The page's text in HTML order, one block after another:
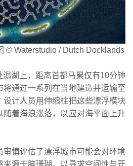
© Waterstudio / Dutch Docklands
湖上，距离首都马累仅有10分钟
通过一系列在当地建造并运输至
设计人员用伸缩柱把这些漂浮模块
随着海浪涨落，以应对海平面上升
审慎评估了漂浮城市可能会对环境